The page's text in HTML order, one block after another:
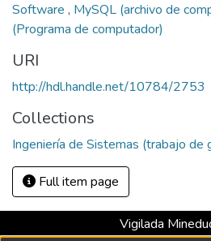
Software , MySQL (archivo de
(Programa de computador)
URI
http://hdl.handle.net/10784/2753
Collections
Ingeniería de Sistemas (trabajo de
Full item page
Vigilada